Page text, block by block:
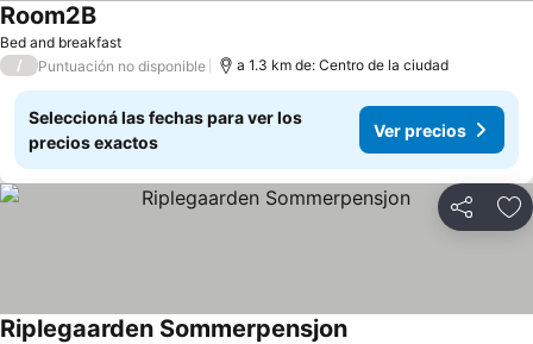
Bed and breakfast
Room2B
/ Puntuación no disponible a 1.3 km de: Centro de la ciudad
Seleccioná las fechas para ver los
precios exactos
Ver precios
Compartir
Riplegaarden Sommerpensjon